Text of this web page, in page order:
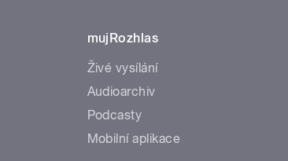
mujRozhlas
Živé vysílání
Audioarchiv
Podcasty
Mobilní aplikace